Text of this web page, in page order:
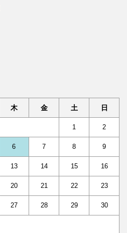
木 金 土 日
1 2
6 7 8 9
13 14 15 16
20 21 22 23
27 28 29 30